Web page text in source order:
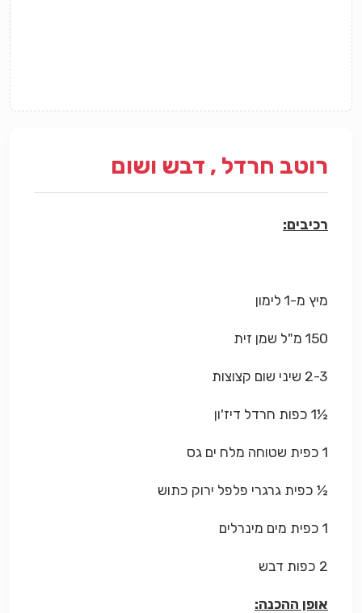
רוטב חרדל , דבש ושום
רכיבים:
מיץ מ-1 לימון
150 מ"ל שמן זית
2-3 שיני שום קצוצות
½1 כפות חרדל דיז'ון
1 כפית שטוחה מלח ים גס
½ כפית גרגרי פלפל ירוק כתוש
1 כפית מים מינרלים
2 כפות דבש
אופן ההכנה: